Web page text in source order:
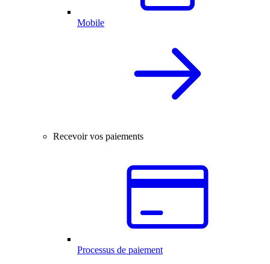
Mobile
Recevoir vos paiements
Processus de paiement